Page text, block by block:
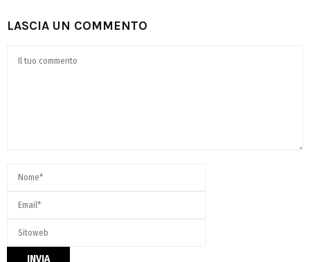
LASCIA UN COMMENTO